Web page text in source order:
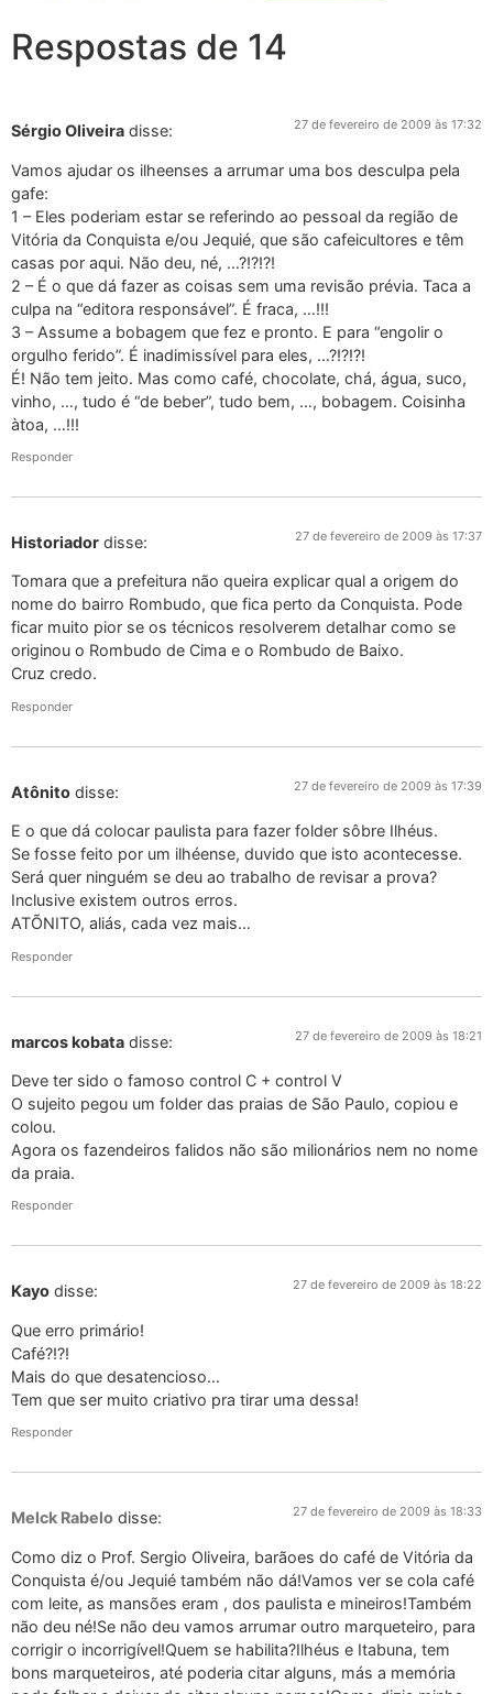
Respostas de 14
Sérgio Oliveira disse: 27 de fevereiro de 2009 às 17:32
Vamos ajudar os ilheenses a arrumar uma bos desculpa pela
gafe:
1 – Eles poderiam estar se referindo ao pessoal da região de
Vitória da Conquista e/ou Jequié, que são cafeicultores e têm
casas por aqui. Não deu, né, …?!?!?!
2 – É o que dá fazer as coisas sem uma revisão prévia. Taca a
culpa na “editora responsável”. É fraca, …!!!
3 – Assume a bobagem que fez e pronto. E para “engolir o
orgulho ferido”. É inadimissível para eles, …?!?!?!
É! Não tem jeito. Mas como café, chocolate, chá, água, suco,
vinho, …, tudo é “de beber”, tudo bem, …, bobagem. Coisinha
àtoa, …!!!
Responder
Historiador disse: 27 de fevereiro de 2009 às 17:37
Tomara que a prefeitura não queira explicar qual a origem do
nome do bairro Rombudo, que fica perto da Conquista. Pode
ficar muito pior se os técnicos resolverem detalhar como se
originou o Rombudo de Cima e o Rombudo de Baixo.
Cruz credo.
Responder
Atônito disse: 27 de fevereiro de 2009 às 17:39
E o que dá colocar paulista para fazer folder sôbre Ilhéus.
Se fosse feito por um ilhéense, duvido que isto acontecesse.
Será quer ninguém se deu ao trabalho de revisar a prova?
Inclusive existem outros erros.
ATÕNITO, aliás, cada vez mais…
Responder
marcos kobata disse: 27 de fevereiro de 2009 às 18:21
Deve ter sido o famoso control C + control V
O sujeito pegou um folder das praias de São Paulo, copiou e
colou.
Agora os fazendeiros falidos não são milionários nem no nome
da praia.
Responder
Kayo disse: 27 de fevereiro de 2009 às 18:22
Que erro primário!
Café?!?!
Mais do que desatencioso…
Tem que ser muito criativo pra tirar uma dessa!
Responder
Melck Rabelo disse: 27 de fevereiro de 2009 às 18:33
Como diz o Prof. Sergio Oliveira, barãoes do café de Vitória da
Conquista é/ou Jequié também não dá!Vamos ver se cola café
com leite, as mansões eram , dos paulista e mineiros!Também
não deu né!Se não deu vamos arrumar outro marqueteiro, para
corrigir o incorrigível!Quem se habilita?Ilhéus e Itabuna, tem
bons marqueteiros, até poderia citar alguns, más a memória